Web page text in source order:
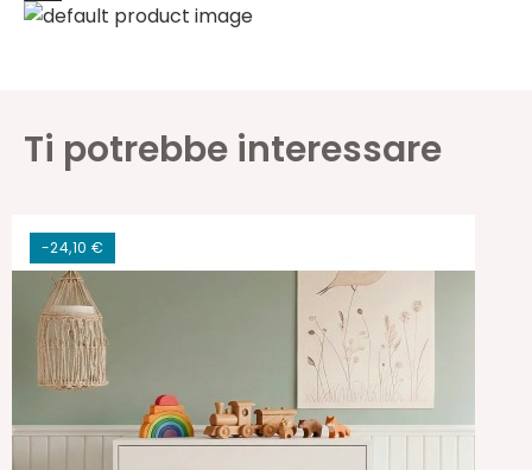
Ti potrebbe interessare
-24,10 €